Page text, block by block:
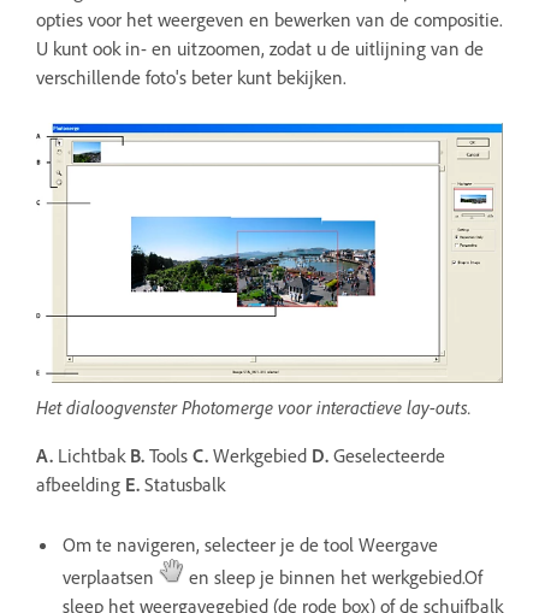
opties voor het weergeven en bewerken van de compositie.
U kunt ook in- en uitzoomen, zodat u de uitlijning van de
verschillende foto's beter kunt bekijken.
Het dialoogvenster Photomerge voor interactieve lay-outs.
A. Lichtbak B. Tools C. Werkgebied D. Geselecteerde
afbeelding E. Statusbalk
Om te navigeren, selecteer je de tool Weergave
verplaatsen
en sleep je binnen het werkgebied.Of
sleep het weergavegebied (de rode box) of de schuifbalk